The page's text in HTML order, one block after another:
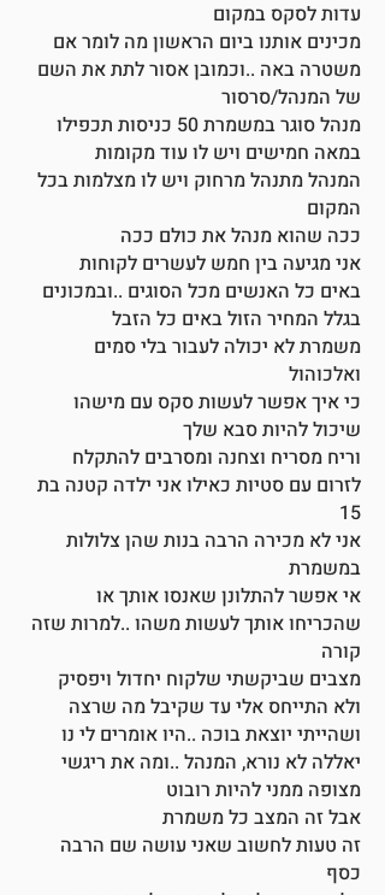
עדות לסקס במקום
מכינים אותנו ביום הראשון מה לומר אם
משטרה באה ..וכמובן אסור לתת את השם
של המנהל/סרסור
מנהל סוגר במשמרת 50 כניסות תכפילו
במאה חמישים ויש לו עוד מקומות
המנהל מתנהל מרחוק ויש לו מצלמות בכל
המקום
ככה שהוא מנהל את כולם ככה
אני מגיעה בין חמש לעשרים לקוחות
באים כל האנשים מכל הסוגים ..ובמכונים
בגלל המחיר הזול באים כל הזבל
משמרת לא יכולה לעבור בלי סמים
ואלכוהול
כי איך אפשר לעשות סקס עם מישהו
שיכול להיות סבא שלך
וריח מסריח וצחנה ומסרבים להתקלח
לזרום עם סטיות כאילו אני ילדה קטנה בת
15
אני לא מכירה הרבה בנות שהן צלולות
במשמרת
אי אפשר להתלונן שאנסו אותך או
שהכריחו אותך לעשות משהו ..למרות שזה
קורה
מצבים שביקשתי שלקוח יחדול ויפסיק
ולא התייחס אלי עד שקיבל מה שרצה
ושהייתי יוצאת בוכה ..היו אומרים לי נו
יאללה לא נורא, המנהל ..ומה את ריגשי
מצופה ממני להיות רובוט
אבל זה המצב כל משמרת
זה טעות לחשוב שאני עושה שם הרבה
כסף